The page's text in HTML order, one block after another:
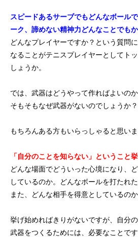
スピードあるサーブでもどんなボール
ーク、諦めない精神力どんなことでもか
どんなプレイヤーですか？という質問
なることがテニスプレイヤーとしてト
しょうか。
では、武器はどうやって作ればよいの
そもそもなぜ武器がないのでしょうか？
もちろんある方もいらっしゃると思いま
「自分のことを知らない」ということ
どんな場面でどういった心境になり、
しているのか。どんなボールを打たれた
また、どんな相手を得意としているのか
挙げ始めればきりがないですが、自分
武器をつくるためには、必要なことです